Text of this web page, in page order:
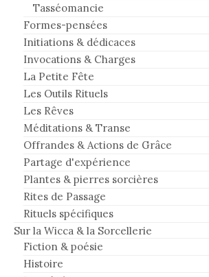
Tasséomancie
Formes-pensées
Initiations & dédicaces
Invocations & Charges
La Petite Fête
Les Outils Rituels
Les Rêves
Méditations & Transe
Offrandes & Actions de Grâce
Partage d'expérience
Plantes & pierres sorcières
Rites de Passage
Rituels spécifiques
Sur la Wicca & la Sorcellerie
Fiction & poésie
Histoire